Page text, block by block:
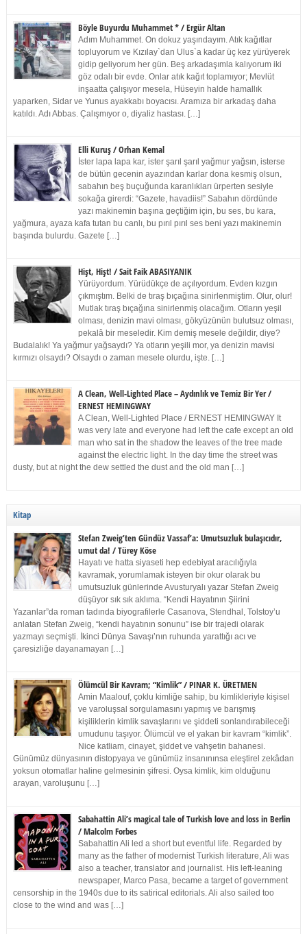
Böyle Buyurdu Muhammet * / Ergür Altan
Adım Muhammet. On dokuz yaşındayım. Atık kağıtlar
topluyorum ve Kızılay`dan Ulus`a kadar üç kez yürüyerek
gidip geliyorum her gün. Beş arkadaşımla kalıyorum iki
göz odalı bir evde. Onlar atık kağıt toplamıyor; Mevlüt
inşaatta çalışıyor mesela, Hüseyin halde hamallık
yaparken, Sidar ve Yunus ayakkabı boyacısı. Aramıza bir arkadaş daha
katıldı. Adı Abbas. Çalışmıyor o, diyaliz hastası. […]
Elli Kuruş / Orhan Kemal
İster lapa lapa kar, ister şarıl şarıl yağmur yağsın, isterse
de bütün gecenin ayazından karlar dona kesmiş olsun,
sabahın beş buçuğunda karanlıkları ürperten sesiyle
sokağa girerdi: “Gazete, havadiis!” Sabahın dördünde
yazı makinemin başına geçtiğim için, bu ses, bu kara,
yağmura, ayaza kafa tutan bu canlı, bu pırıl pırıl ses beni yazı makinemin
başında bulurdu. Gazete […]
Hişt, Hişt! / Sait Faik ABASIYANIK
Yürüyordum. Yürüdükçe de açılıyordum. Evden kızgın
çıkmıştım. Belki de tıraş bıçağına sinirlenmiştim. Olur, olur!
Mutlak tıraş bıçağına sinirlenmiş olacağım. Otların yeşil
olması, denizin mavi olması, gökyüzünün bulutsuz olması,
pekalâ bir meseledir. Kim demiş mesele değildir, diye?
Budalalık! Ya yağmur yağsaydı? Ya otların yeşili mor, ya denizin mavisi
kırmızı olsaydı? Olsaydı o zaman mesele olurdu, işte. […]
A Clean, Well-Lighted Place – Aydınlık ve Temiz Bir Yer /
ERNEST HEMINGWAY
A Clean, Well-Lighted Place / ERNEST HEMINGWAY It
was very late and everyone had left the cafe except an old
man who sat in the shadow the leaves of the tree made
against the electric light. In the day time the street was
dusty, but at night the dew settled the dust and the old man […]
Kitap
Stefan Zweig’ten Gündüz Vassaf’a: Umutsuzluk bulaşıcıdır,
umut da! / Türey Köse
Hayatı ve hatta siyaseti hep edebiyat aracılığıyla
kavramak, yorumlamak isteyen bir okur olarak bu
umutsuzluk günlerinde Avusturyalı yazar Stefan Zweig
düşüyor sık sık aklıma. “Kendi Hayatının Şiirini
Yazanlar”da roman tadında biyografilerle Casanova, Stendhal, Tolstoy’u
anlatan Stefan Zweig, “kendi hayatının sonunu” ise bir trajedi olarak
yazmayı seçmişti. İkinci Dünya Savaşı’nın ruhunda yarattığı acı ve
çaresizliğe dayanamayan […]
Ölümcül Bir Kavram; “Kimlik” / PINAR K. ÜRETMEN
Amin Maalouf, çoklu kimliğe sahip, bu kimlikleriyle kişisel
ve varoluşsal sorgulamasını yapmış ve barışmış
kişiliklerin kimlik savaşlarını ve şiddeti sonlandırabileceği
umudunu taşıyor. Ölümcül ve el yakan bir kavram “kimlik”.
Nice katliam, cinayet, şiddet ve vahşetin bahanesi.
Günümüz dünyasının distopyaya ve günümüz insanınınsa eleştirel zekâdan
yoksun otomatlar haline gelmesinin şifresi. Oysa kimlik, kim olduğunu
arayan, varoluşunu […]
Sabahattin Ali’s magical tale of Turkish love and loss in Berlin
/ Malcolm Forbes
Sabahattin Ali led a short but eventful life. Regarded by
many as the father of modernist Turkish literature, Ali was
also a teacher, translator and journalist. His left-leaning
newspaper, Marco Pasa, became a target of government
censorship in the 1940s due to its satirical editorials. Ali also sailed too
close to the wind and was […]